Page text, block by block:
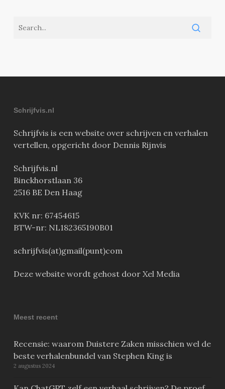
Schrijfvis.nl
Schrijfvis is een website over schrijven en verhalen
vertellen, opgericht door Dennis Rijnvis
Schrijfvis.nl
Binckhorstlaan 36
2516 BE Den Haag
KVK nr: 67454615
BTW-nr: NL182365190B01
schrijfvis(at)gmail(punt)com
Deze website wordt gehost door Xel Media
Meest recent
Recensie: waarom Duistere Zaken misschien wel de
beste verhalenbundel van Stephen King is
2 augustus 2024